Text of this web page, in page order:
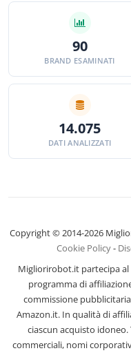
90
BRAND ESAMINATI
14.075
DATI ANALIZZATI
Copyright © 2014-2026
Cookie Policy-
Migliorirobot.it partecipa al
programma di
commissione
Amazon.it. In qualità di
ciascun acquisto
commerciali, nomi